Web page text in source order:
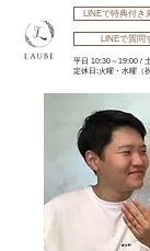
LINEで特典付き
平日 10:30～19:00 /
​定休日:火曜・水曜 （
LINEで質問